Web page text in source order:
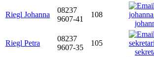
Riegl Johanna
08237
9607-41
108
Riegl Petra
08237
9607-35
105